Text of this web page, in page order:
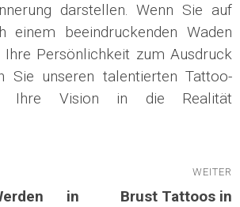
darstellen. Wenn Sie auf
einem beeindruckenden Waden
Ihre Persönlichkeit zum Ausdruck
Sie unseren talentierten Tattoo-
Ihre Vision in die Realität
in
WEITER
NächsterBrust Tattoos in